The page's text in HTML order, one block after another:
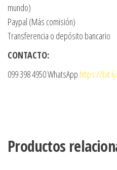
mundo)
Paypal (Más comisión)
Transferencia o depósito bancario
CONTACTO:
099 398 4950 WhatsApp https://bit.ly/
Productos